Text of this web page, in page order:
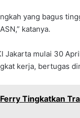
yang bagus
katanya.
Jakarta mulai 30
kerja, bertugas
Tingkatkan